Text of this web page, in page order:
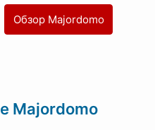
Обзор Majordomo
Majordomo